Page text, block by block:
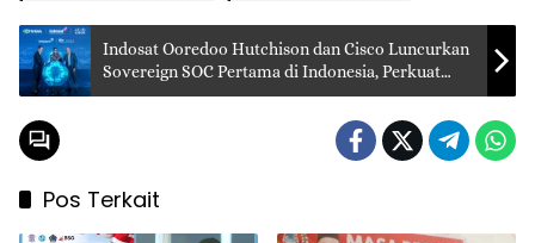
Indosat Ooredoo Hutchison dan Cisco Luncurkan
Sovereign SOC Pertama di Indonesia, Perkuat
Keamanan Digital Nasional
Pos Terkait